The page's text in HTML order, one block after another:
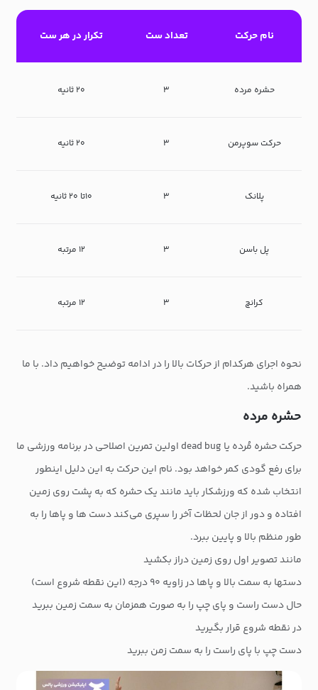
نام حرکت تعداد ست تکرار در هر ست
حشره مرده ۳ ۲۰ ثانیه
حرکت سوپرمن ۳ ۲۰ ثانیه
پلانک ۳ ۱۰تا ۲۰ ثانیه
پل باسن ۳ ۱۲ مرتبه
کرانچ ۳ ۱۲ مرتبه
نحوه اجرای هرکدام از حرکات بالا را در ادامه توضیح خواهیم داد. با ما
همراه باشید.
حشره مرده
حرکت حشره مُرده یا dead bug اولین تمرین اصلاحی در برنامه ورزشی ما
برای رفع گودی کمر خواهد بود. نام این حرکت به این دلیل اینطور
انتخاب شده که ورزشکار باید مانند یک حشره که به پشت روی زمین
افتاده و دور از جان لحظات آخر را سپری می‌کند دست ها و پاها را به
طور منظم بالا و پایین ببرد.
مانند تصویر اول روی زمین دراز بکشید
دستها به سمت بالا و پاها در زاویه ۹۰ درجه (این نقطه شروع است)
حال دست راست و پای چپ را به صورت همزمان به سمت زمین ببرید
در نقطه شروع قرار بگیرید
دست چپ با پای راست را به سمت زمن ببرید